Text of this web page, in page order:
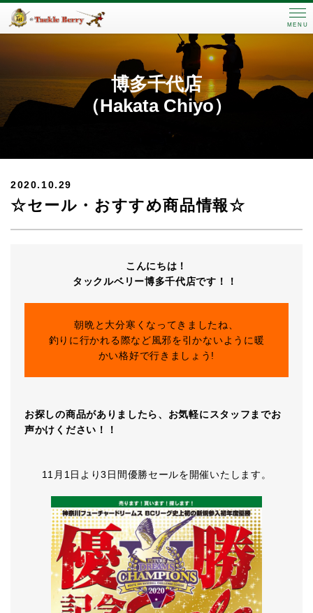
MENU
博多千代店
（Hakata Chiyo）
2020.10.29
☆セール・おすすめ商品情報☆
こんにちは！
タックルベリー博多千代店です！！
朝晩と大分寒くなってきましたね、
釣りに行かれる際など風邪を引かないように暖
かい格好で行きましょう!
お探しの商品がありましたら、お気軽にスタッフまでお
声かけください！！
11月1日より3日間優勝セールを開催いたします。